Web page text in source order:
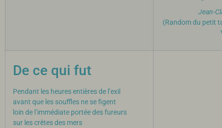
Jean-
(Random du petit
De ce qui fut
Pendant les heures entières de l’exil
avant que les souffles ne se figent
loin de l’immédiate portée des fureurs
sur les crêtes des mers